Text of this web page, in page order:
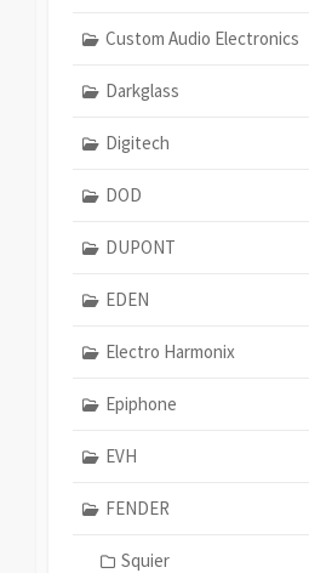
Custom Audio Electronics
Darkglass
Digitech
DOD
DUPONT
EDEN
Electro Harmonix
Epiphone
EVH
FENDER
Squier